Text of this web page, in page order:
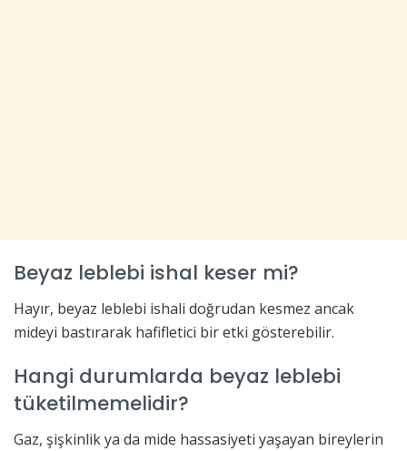
Beyaz leblebi ishal keser mi?
Hayır, beyaz leblebi ishali doğrudan kesmez ancak
mideyi bastırarak hafifletici bir etki gösterebilir.
Hangi durumlarda beyaz leblebi
tüketilmemelidir?
Gaz, şişkinlik ya da mide hassasiyeti yaşayan bireylerin